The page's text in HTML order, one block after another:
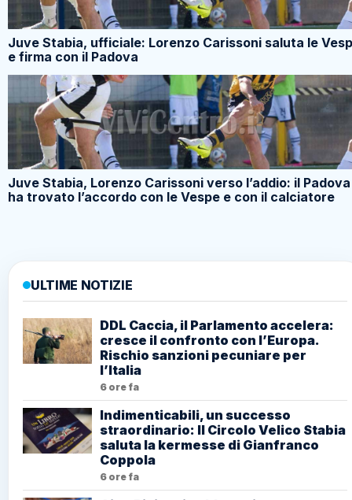
Juve Stabia, ufficiale: Lorenzo Carissoni saluta le
e firma con il Padova
Juve Stabia, Lorenzo Carissoni verso l’addio: il Padova
ha trovato l’accordo con le Vespe e con il calciatore
ULTIME NOTIZIE
DDL Caccia, il Parlamento accelera:
cresce il confronto con l’Europa.
Rischio sanzioni pecuniare per
l’Italia
6 ore fa
Indimenticabili, un successo
straordinario: Il Circolo Velico Stabia
saluta la kermesse di Gianfranco
Coppola
6 ore fa